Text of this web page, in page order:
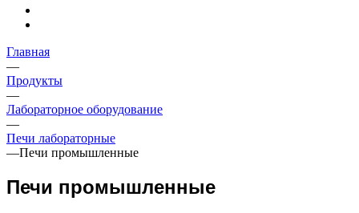
Главная
—
Продукты
—
Лабораторное оборудование
—
Печи лабораторные
—Печи промышленные
Печи промышленные